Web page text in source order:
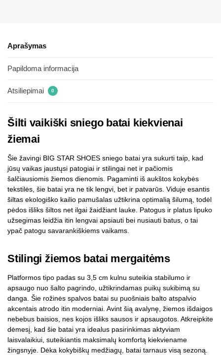
Aprašymas
Papildoma informacija
Atsiliepimai 0
Šilti vaikiški sniego batai kiekvienai
žiemai
Šie žavingi BIG STAR SHOES sniego batai yra sukurti taip, kad
jūsų vaikas jaustųsi patogiai ir stilingai net ir pačiomis
šalčiausiomis žiemos dienomis. Pagaminti iš aukštos kokybės
tekstilės, šie batai yra ne tik lengvi, bet ir patvarūs. Viduje esantis
šiltas ekologiško kailio pamušalas užtikrina optimalią šilumą, todėl
pėdos išliks šiltos net ilgai žaidžiant lauke. Patogus ir platus lipuko
užsegimas leidžia itin lengvai apsiauti bei nusiauti batus, o tai
ypač patogu savarankiškiems vaikams.
Stilingi žiemos batai mergaitėms
Platformos tipo padas su 3,5 cm kulnu suteikia stabilumo ir
apsaugo nuo šalto pagrindo, užtikrindamas puikų sukibimą su
danga. Šie rožinės spalvos batai su puošniais balto atspalvio
akcentais atrodo itin moderniai. Avint šią avalynę, žiemos išdaigos
nebebus baisios, nes kojos išliks sausos ir apsaugotos. Atkreipkite
dėmesį, kad šie batai yra idealus pasirinkimas aktyviam
laisvalaikiui, suteikiantis maksimalų komfortą kiekviename
žingsnyje. Dėka kokybiškų medžiagų, batai tarnaus visą sezoną.